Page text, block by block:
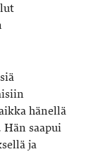
hänellä
saapui
ja